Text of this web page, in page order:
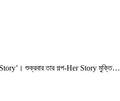
Story’। শুক্রবার তার গল্প-Her Story মুক্তি…